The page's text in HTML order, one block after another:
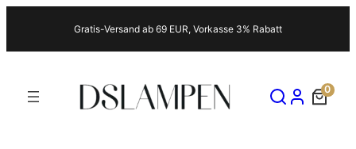
springen
Gratis-Versand ab 69 EUR, Vorkasse 3% Rabatt
0